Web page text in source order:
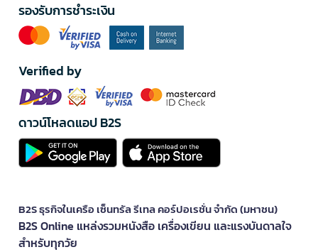
รองรับการชำระเงิน
Verified by
ดาวน์โหลดแอป B2S
B2S ธุรกิจในเครือ เซ็นทรัล รีเทล คอร์ปอเรชั่น จำกัด (มหาชน)
B2S Online แหล่งรวมหนังสือ เครื่องเขียน และแรงบันดาลใจ
สำหรับทุกวัย